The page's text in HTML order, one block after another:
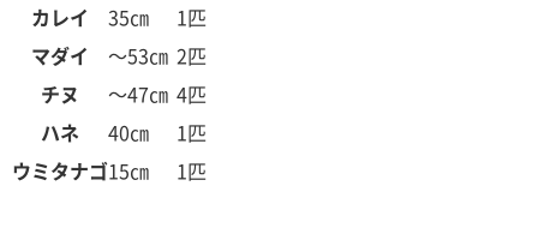
カレイ
35㎝
1匹
マダイ
～53㎝ 2匹
チヌ
～47㎝ 4匹
ハネ
40㎝
1匹
ウミタナゴ15㎝ 1匹